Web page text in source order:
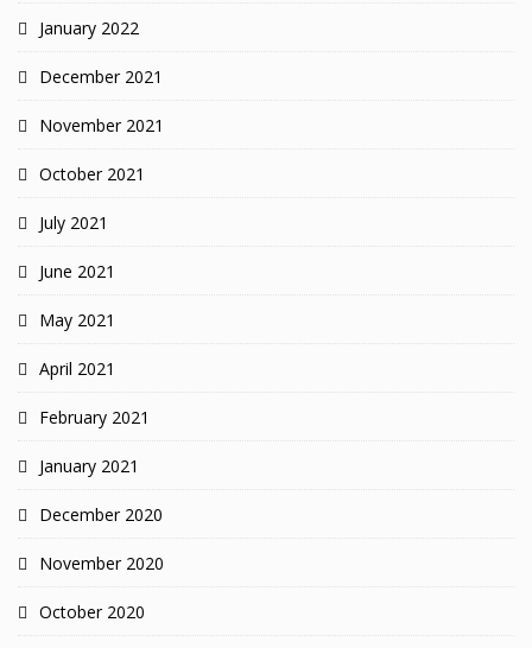
January 2022
December 2021
November 2021
October 2021
July 2021
June 2021
May 2021
April 2021
February 2021
January 2021
December 2020
November 2020
October 2020